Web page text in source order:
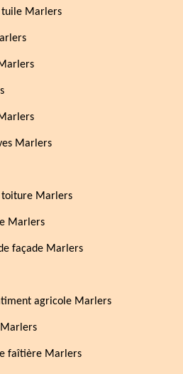
tuile Marlers
Marlers
toiture Marlers
Marlers
façade Marlers
agricole Marlers
faîtière Marlers